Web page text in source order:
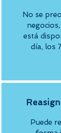
No se
está
día, los
Puede